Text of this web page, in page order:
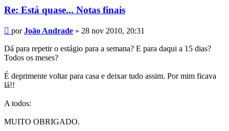
Re: Está quase... Notas finais
Mensagem
porJoão Andrade » 28 nov 2010, 20:31
Dá para repetir o estágio para a semana? E para daqui a 15 dias?
Todos os meses?
É deprimente voltar para casa e deixar tudo assim. Por mim ficava
lá!!
A todos:
MUITO OBRIGADO.